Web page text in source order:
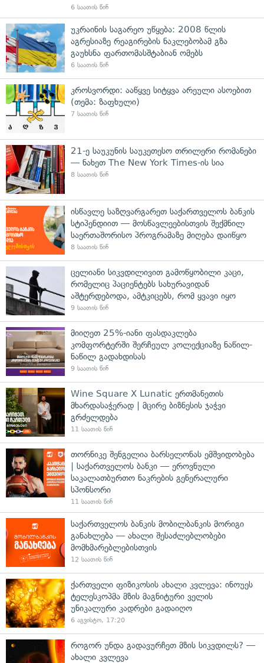
6 საათის წინ
უკრაინის საგარეო უწყება: 2008 წლის
აგრესიაზე რეაგირების ნაკლებობამ გზა
გაუხსნა ფართომასშტაბიან ომებს
6 საათის წინ
კროსვორდი: ააწყვე სიტყვა არეული ასოებით
(თემა: ზაფხული)
7 საათის წინ
21-ე საუკუნის საუკეთესო თრილერი რომანები
— ნახეთ The New York Times-ის სია
8 საათის წინ
ისწავლე საზღვარგარეთ საქართველოს ბანკის
სტიპენდიით — მოსწავლეებისთვის შექმნილ
საერთაშორისო პროგრამაზე მიღება დაიწყო
8 საათის წინ
ცელიანი სიკვდილივით გამოწყობილი კაცი,
რომელიც პაციენტებს სახურავიდან
აშტერდებოდა, ამტკიცებს, რომ ყვავი იყო
9 საათის წინ
მიიღეთ 25%-იანი ფასდაკლება
კომფორტერში შერჩეულ კოლექციაზე ნაწილ-
ნაწილ გადახდისას
9 საათის წინ
Wine Square X Lunatic ერთმანეთის
მხარდასაჭერად | მცირე ბიზნესის ჯაჭვი
გრძელდება
11 საათის წინ
თორნიკე შენგელია ბარსელონას ემშვიდობება
| საქართველოს ბანკი — ეროვნული
საკალათბურთო ნაკრების გენერალური
სპონსორი
11 საათის წინ
საქართველოს ბანკის მობილბანკის მორიგი
განახლება — ახალი შესაძლებლობები
მომხმარებლებისთვის
12 საათის წინ
ქართველი ფიზიკოსის ახალი კვლევა: ინოუეს
ტელესკოპმა მზის მაგნიტური ველის
უნიკალური კადრები გადაიღო
6 აგვისტო, 17:20
როგორ უნდა გადავურჩეთ მზის სიკვდილს? —
ახალი კვლევა